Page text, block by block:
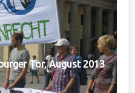
Tor, August 2013